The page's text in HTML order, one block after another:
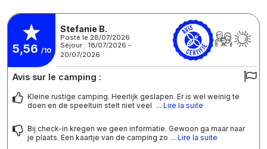
5,56 /10
Stefanie B.
Posté le 28/07/2026
Séjour : 18/07/2026 -
20/07/2026
Avis sur le camping :
Kleine rustige camping. Heerlijk geslapen. Er is wel weinig te
doen en de speeltuin stelt niet veel ... Lire la suite
Bij check-in kregen we geen informatie. Gewoon ga maar naar
je plaats. Een kaartje van de camping zo ... Lire la suite